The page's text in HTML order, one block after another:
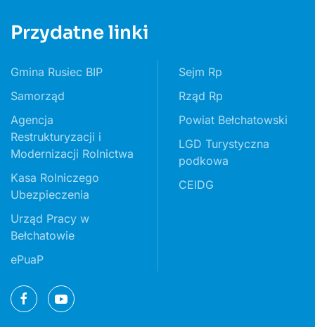
Przydatne linki
Gmina Rusiec BIP
Samorząd
Agencja
Restrukturyzacji i
Modernizacji Rolnictwa
Kasa Rolniczego
Ubezpieczenia
Urząd Pracy w
Bełchatowie
ePuaP
Sejm Rp
Rząd Rp
Powiat Bełchatowski
LGD Turystyczna
podkowa
CEIDG